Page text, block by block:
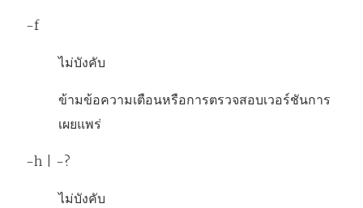
-f
ไม่บังคับ
ข้ามข้อความเตือนหรือการตรวจสอบเวอร์ชันการ
เผยแพร่
-h | -?
ไม่บังคับ